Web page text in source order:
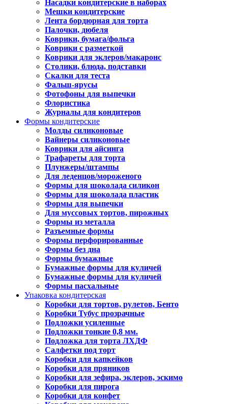
Насадки кондитерские в наборах
Мешки кондитерские
Лента бордюрная для торта
Палочки, дюбеля
Коврики, бумага/фольга
Коврики с разметкой
Коврики для эклеров/макаронс
Столики, блюда, подставки
Скалки для теста
Фальш-ярусы
Фотофоны для выпечки
Флористика
Журналы для кондитеров
Формы кондитерские
Молды силиконовые
Вайнеры силиконовые
Коврики для айсинга
Трафареты для торта
Плунжеры/штампы
Для леденцов/мороженого
Формы для шоколада силикон
Формы для шоколада пластик
Формы для выпечки
Для муссовых тортов, пирожных
Формы из металла
Разъемные формы
Формы перфорированные
Формы без дна
Формы бумажные
Бумажные формы для куличей
Бумажные формы для куличей
Формы пасхальные
Упаковка кондитерская
Коробки для тортов, рулетов, Бенто
Коробки Тубус прозрачные
Подложки усиленные
Подложки тонкие 0,8 мм.
Подложка для торта ЛХДФ
Салфетки под торт
Коробки для капкейков
Коробки для пряников
Коробки для зефира, эклеров, эскимо
Коробки для пирога
Коробки для конфет